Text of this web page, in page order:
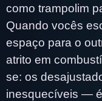
como trampolim
Quando vocês
espaço para o
atrito em
se: os
inesquecíveis —